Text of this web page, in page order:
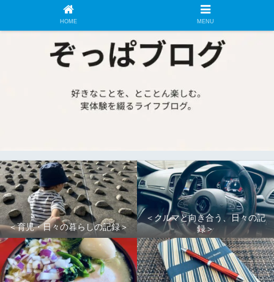
＜育児・日々の暮らしの記録＞
＜クルマと向き合う、日々の記
録＞
HOME MENU